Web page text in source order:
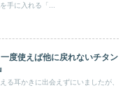
手に入れる「...
度使えば他に戻れないチタン
る耳かきに出会えずにいましたが、